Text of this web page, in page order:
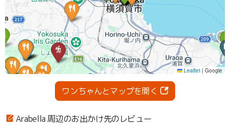
ワンちゃんとマップを開く
Arabella 周辺のお出かけ先のレビュー